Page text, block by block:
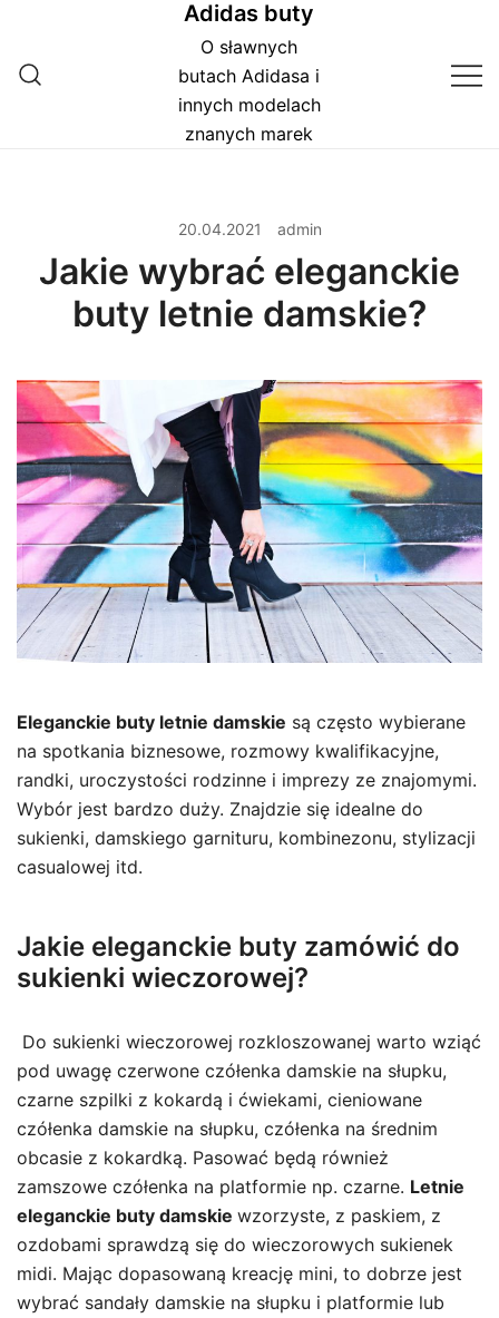
treści
Adidas buty
O sławnych
butach Adidasa i
innych modelach
znanych marek
20.04.2021 admin
Jakie wybrać eleganckie
buty letnie damskie?
Eleganckie buty letnie damskie są często wybierane
na spotkania biznesowe, rozmowy kwalifikacyjne,
randki, uroczystości rodzinne i imprezy ze znajomymi.
Wybór jest bardzo duży. Znajdzie się idealne do
sukienki, damskiego garnituru, kombinezonu, stylizacji
casualowej itd.
Jakie eleganckie buty zamówić do
sukienki wieczorowej?
Do sukienki wieczorowej rozkloszowanej warto wziąć
pod uwagę czerwone czółenka damskie na słupku,
czarne szpilki z kokardą i ćwiekami, cieniowane
czółenka damskie na słupku, czółenka na średnim
obcasie z kokardką. Pasować będą również
zamszowe czółenka na platformie np. czarne. Letnie
eleganckie buty damskie wzorzyste, z paskiem, z
ozdobami sprawdzą się do wieczorowych sukienek
midi. Mając dopasowaną kreację mini, to dobrze jest
wybrać sandały damskie na słupku i platformie lub